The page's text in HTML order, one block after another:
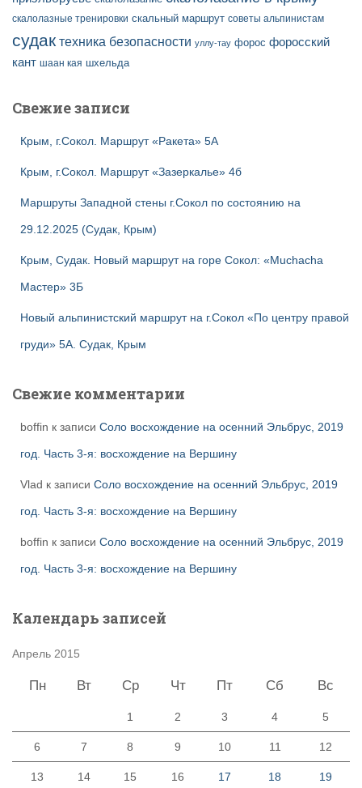
скалолазные тренировки скальный маршрут советы альпинистам
судак техника безопасности уллу-тау форос форосский
кант шаан кая шхельда
Свежие записи
Крым, г.Сокол. Маршрут «Ракета» 5А
Крым, г.Сокол. Маршрут «Зазеркалье» 4б
Маршруты Западной стены г.Сокол по состоянию на
29.12.2025 (Судак, Крым)
Крым, Судак. Новый маршрут на горе Сокол: «Muchacha
Мастер» 3Б
Новый альпинистский маршрут на г.Сокол «По центру правой
груди» 5А. Судак, Крым
Свежие комментарии
boffin к записи Соло восхождение на осенний Эльбрус, 2019
год. Часть 3-я: восхождение на Вершину
Vlad к записи Соло восхождение на осенний Эльбрус, 2019
год. Часть 3-я: восхождение на Вершину
boffin к записи Соло восхождение на осенний Эльбрус, 2019
год. Часть 3-я: восхождение на Вершину
Календарь записей
Апрель 2015
Пн Вт Ср Чт Пт Сб Вс
1 2 3 4 5
6 7 8 9 10 11 12
13 14 15 16 17 18 19